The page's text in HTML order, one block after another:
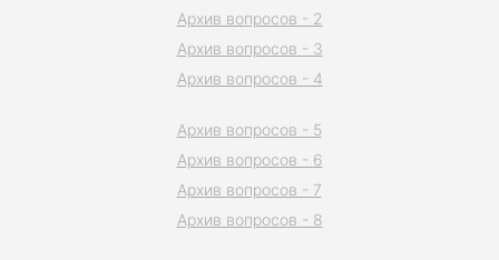
Архив вопросов - 2
Архив вопросов - 3
Архив вопросов - 4
Архив вопросов - 5
Архив вопросов - 6
Архив вопросов - 7
Архив вопросов - 8